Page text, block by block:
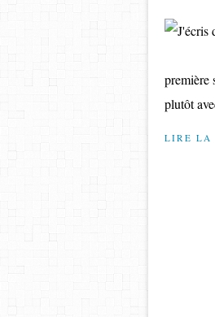
première
plutôt
LIRE LA